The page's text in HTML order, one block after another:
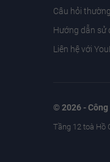
Câu hỏi
Hướng dẫn sử
Liên hệ với
© 2026 - Công
Tầng 12 toà Hồ